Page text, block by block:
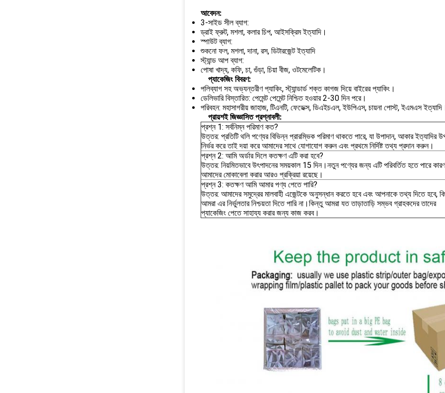
আবেদন:
3-সাইড সীল ব্যাগ:
ড্রাই ফ্রুট, মশলা, কলার চিপ, আইসক্রিম ইত্যাদি।
স্পাউট ব্যাগ:
শুকনো ফল, মশলা, দানা, রস, ডিটারজেন্ট ইত্যাদি
স্ট্যান্ড আপ ব্যাগ:
পোষা খাদ্য, কফি, চা, গুঁড়া, চিয়া বীজ, ওটমেলেটিক।
প্যাকেজিং বিবরণ:
পলিব্যাগ সহ অভ্যন্তরীণ প্যাকিং, স্ট্যান্ডার্ড শক্ত কাগজ দিয়ে বাইরের প্যাকিং।
ডেলিভারি বিস্তারিত: পেমেন্ট পেমেন্ট নিশ্চিত হওয়ার 2-30 দিন পরে।
পরিবহন: মহাসাগরীয় জাহাজ, টিএনটি, ফেডেক্স, ডিএইচএল, ইউপিএস, চায়না পোস্ট, ইএমএস
প্রায়শই জিজ্ঞাসিত প্রশ্নাবলী:
প্রশ্ন 1: সর্বনিম্ন পরিমাণ কত?
উত্তর: প্রতিটি থলি পণ্যের বিভিন্ন প্রারম্ভিক পরিমাণ থাকতে পারে, যা উপাদান, আকার ইত্যাদির
নির্ভর করে তাই দয়া করে আমাদের সাথে যোগাযোগ করুন এবং প্রথমে নির্দিষ্ট তথ্য প্রদান করুন।
প্রশ্ন 2: আমি অর্ডার দিলে কতক্ষণ এটি করা হবে?
উত্তর: নিয়মিতভাবে উৎপাদনের সময়কাল 15 দিন।নতুন পণ্যের জন্য এটি পরিবর্তিত হতে পারে কারণ
আমাদের মোকাবেলা করার আরও প্রক্রিয়া রয়েছে।
প্রশ্ন 3: কতক্ষণ আমি আমার পণ্য পেতে পারি?
উত্তর: আমাদের সমুদ্রের মালবাহী এজেন্টকে অনুসন্ধান করতে হবে এবং আপনাকে তথ্য দিতে হবে,
আমরা এর নির্ভুলতার নিশ্চয়তা দিতে পারি না।কিন্তু আমরা যত তাড়াতাড়ি সম্ভব গ্রাহকদের তাদের
প্যাকেজিং পেতে সাহায্য করার জন্য কাজ করব।